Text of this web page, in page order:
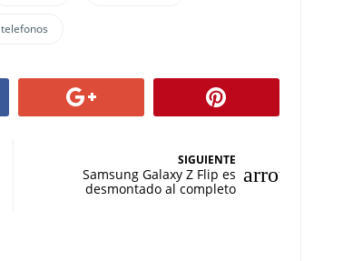
telefonos
SIGUIENTE
Samsung Galaxy Z Flip es
desmontado al completo